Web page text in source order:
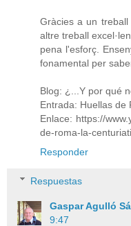
Gràcies a un
altre treball
pena l'esforç.
fonamental per
Blog: ¿...Y por qué
Entrada: Huellas de
Enlace: https://
de-roma-la-
Responder
Respuestas
Gaspar Agulló
9:47